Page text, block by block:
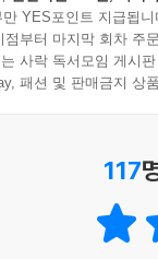
YES포인트 지급됩니
부터 마지막 회차 주
사락 독서모임 게시
패션 및 판매금지 상
117